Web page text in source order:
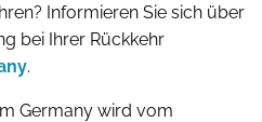
Informieren Sie sich über
bei Ihrer Rückkehr
.
Germany wird vom